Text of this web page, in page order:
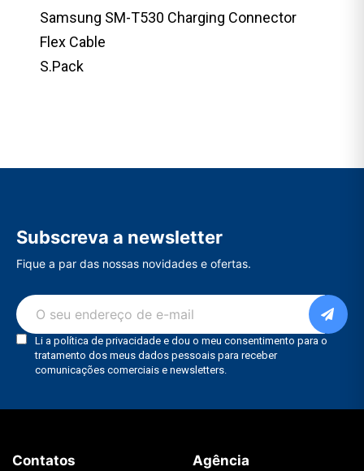
Samsung SM-T530 Charging Connector
Flex Cable
S.Pack
Subscreva a newsletter
Fique a par das nossas novidades e ofertas.
Contatos Agência